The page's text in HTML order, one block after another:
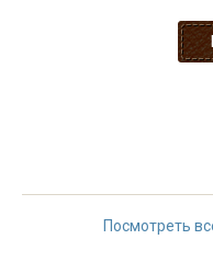
Посмотреть